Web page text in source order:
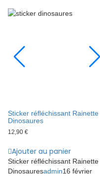
Sticker réfléchissant Rainette
Dinosaures
12,90 €
Ajouter au panier
Sticker réfléchissant Rainette
Dinosauresadmin16 février